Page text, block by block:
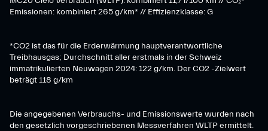
Emissionen: kombiniert 265 g/km* // Effizienzklasse: G
*CO2 ist das für die Erderwärmung hauptverantwortliche
Treibhausgas; Durchschnitt aller erstmals in der Schweiz
immatrikulierten Neuwagen 2024: 122 g/km. Der CO2 -Zielwert
beträgt 118 g/km
Die angegebenen Verbrauchs- und Emissionswerte wurden nach
den gesetzlich vorgeschriebenen Messverfahren WLTP ermittelt.